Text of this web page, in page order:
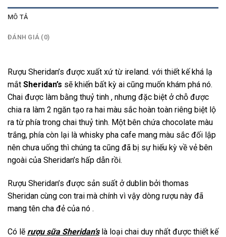
MÔ TẢ
ĐÁNH GIÁ (0)
Rượu Sheridan’s được xuất xứ từ ireland. với thiết kế khá lạ
mắt Sheridan’s sẽ khiến bất kỳ ai cũng muốn khám phá nó.
Chai được làm bằng thuỷ tinh , nhưng đặc biệt ở chỗ được
chia ra làm 2 ngăn tạo ra hai màu sắc hoàn toàn riêng biệt lộ
ra từ phía trong chai thuỷ tinh. Một bên chứa chocolate màu
trắng, phía còn lại là whisky pha cafe mang màu sắc đối lập
nên chưa uống thì chúng ta cũng đã bị sự hiếu kỳ về vẻ bên
ngoài của Sheridan’s hấp dẫn rồi.
Rượu Sheridan’s được sản suất ở dublin bởi thomas
Sheridan cùng con trai mà chính vì vậy dòng rượu này đã
mang tên cha đẻ của nó .
Có lẽ rượu sữa Sheridan’slà loại chai duy nhất được thiết kế